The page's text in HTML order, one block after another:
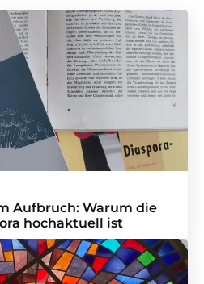
Aufbruch: Warum die
hochaktuell ist